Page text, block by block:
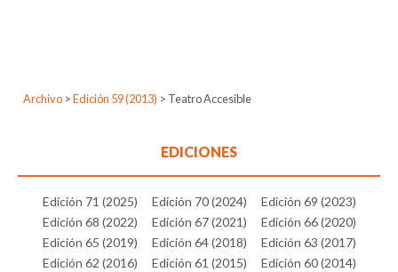
Archivo > Edición 59 (2013) > Teatro Accesible
EDICIONES
Edición 71 (2025) Edición 70 (2024)
Edición 69 (2023)
Edición 68 (2022)
Edición 67 (2021)
Edición 66 (2020)
Edición 65 (2019)
Edición 64 (2018)
Edición 63 (2017)
Edición 62 (2016)
Edición 61 (2015)
Edición 60 (2014)